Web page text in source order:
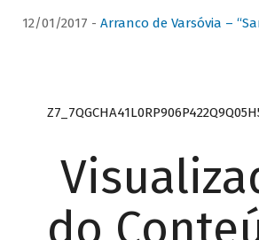
12/01/2017 - Arranco de Varsóvia –
do